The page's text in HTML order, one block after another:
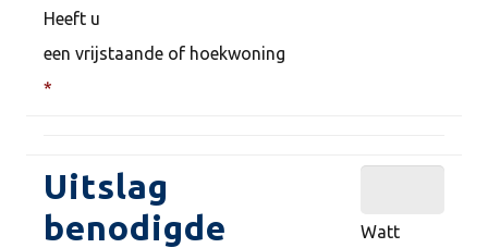
Heeft u
een vrijstaande of hoekwoning
*
Uitslag
benodigde
Watt